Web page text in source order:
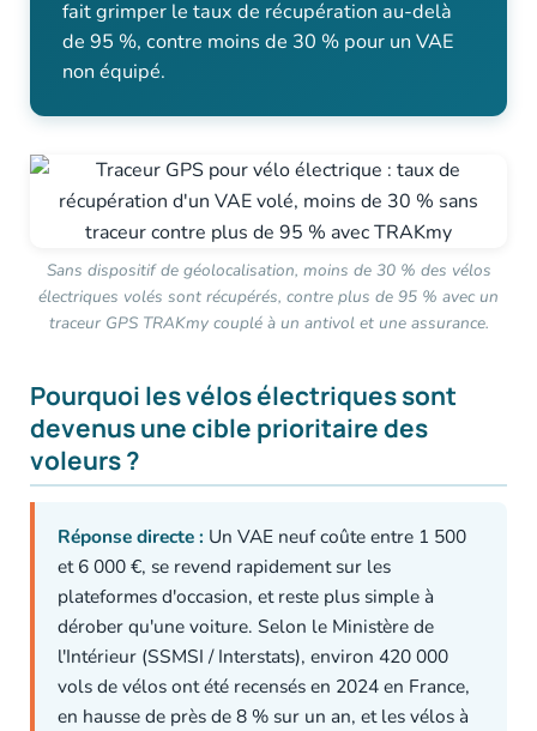
fait grimper le taux de récupération au-delà
de 95 %, contre moins de 30 % pour un VAE
non équipé.
Sans dispositif de géolocalisation, moins de 30 % des vélos
électriques volés sont récupérés, contre plus de 95 % avec un
traceur GPS TRAKmy couplé à un antivol et une assurance.
Pourquoi les vélos électriques sont
devenus une cible prioritaire des
voleurs ?
Réponse directe : Un VAE neuf coûte entre 1 500
et 6 000 €, se revend rapidement sur les
plateformes d'occasion, et reste plus simple à
dérober qu'une voiture. Selon le Ministère de
l'Intérieur (SSMSI / Interstats), environ 420 000
vols de vélos ont été recensés en 2024 en France,
en hausse de près de 8 % sur un an, et les vélos à